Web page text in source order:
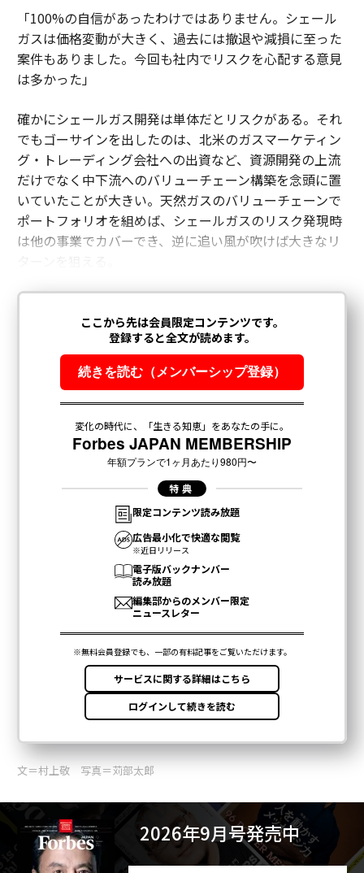
「100%の自信があったわけではありません。シェール
ガスは価格変動が大きく、過去には撤退や減損に至った
案件もありました。今回も社内でリスクを心配する意見
は多かった」
確かにシェールガス開発は単体だとリスクがある。それ
でもゴーサインを出したのは、北米のガスマーケティン
グ・トレーディング会社への出資など、資源開発の上流
だけでなく中下流へのバリューチェーン構築を念頭に置
いていたことが大きい。天然ガスのバリューチェーンで
ポートフォリオを組めば、シェールガスのリスク発現時
は他の事業でカバーでき、逆に追い風が吹けば大きなリ
文＝村上敬 写真＝苅部太郎
2026年9月号発売中